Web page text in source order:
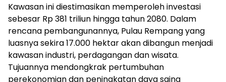
Kawasan ini diestimasikan memperoleh investasi
sebesar Rp 381 triliun hingga tahun 2080. Dalam
rencana pembangunannya, Pulau Rempang yang
luasnya sekira 17.000 hektar akan dibangun menjadi
kawasan industri, perdagangan dan wisata.
Tujuannya mendongkrak pertumbuhan
perekonomian dan peningkatan daya saing